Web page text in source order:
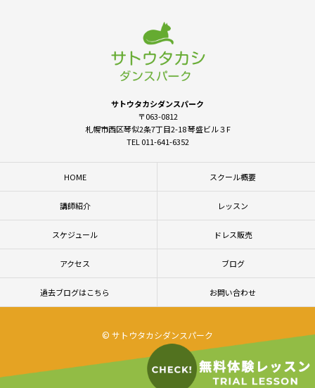
サトウタカシダンスパーク
〒063-0812
札幌市西区琴似2条7丁目2-18 琴盛ビル３F
TEL 011-641-6352
HOME スクール概要
講師紹介 レッスン
スケジュール ドレス販売
アクセス ブログ
過去ブログはこちら お問い合わせ
© サトウタカシダンスパーク